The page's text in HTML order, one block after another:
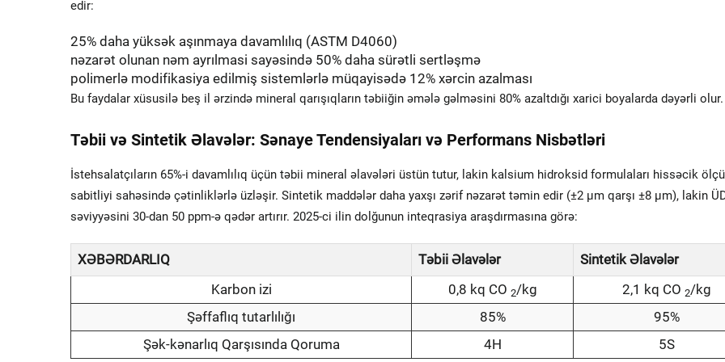
edir:
25% daha yüksək aşınmaya davamlılıq (ASTM D4060)
nəzarət olunan nəm ayrılmasi sayəsində 50% daha sürətli sertləşmə
polimerlə modifikasiya edilmiş sistemlərlə müqayisədə 12% xərcin azalması
Bu faydalar xüsusilə beş il ərzində mineral qarışıqların təbiiğin əmələ gəlməsini 80% azaltdığı xarici boyalarda dəyərli olur.
Təbii və Sintetik Əlavələr: Sənaye Tendensiyaları və Performans Nisbətləri
İstehsalatçıların 65%-i davamlılıq üçün təbii mineral əlavələri üstün tutur, lakin kalsium hidroksid formulaları hissəcik
sabitliyi sahəsində çətinliklərlə üzləşir. Sintetik maddələr daha yaxşı zərif nəzarət təmin edir (±2 µm qarşı ±8 µm), lakin
səviyyəsini 30-dan 50 ppm-ə qədər artırır. 2025-ci ilin dolğunun inteqrasiya araşdırmasına görə:
XƏBƏRDARLIQ Təbii Əlavələr
Sintetik Əlavələr
Karbon izi
0,8 kq CO 2/kg 2,1 kq CO 2/kg
Şəffaflıq tutarlılığı
85%
95%
Şək-kənarlıq Qarşısında Qoruma
4H 5S